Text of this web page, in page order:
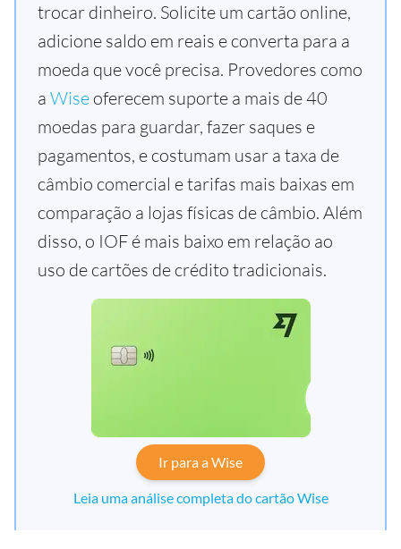
trocar dinheiro. Solicite um cartão online,
adicione saldo em reais e converta para a
moeda que você precisa. Provedores como
a Wise oferecem suporte a mais de 40
moedas para guardar, fazer saques e
pagamentos, e costumam usar a taxa de
câmbio comercial e tarifas mais baixas em
comparação a lojas físicas de câmbio. Além
disso, o IOF é mais baixo em relação ao
uso de cartões de crédito tradicionais.
Ir para a Wise
Leia uma análise completa do cartão Wise